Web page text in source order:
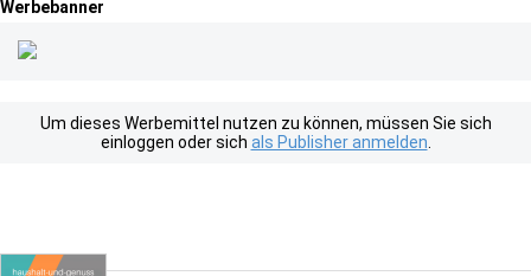
Werbebanner
Um dieses Werbemittel nutzen zu können, müssen Sie sich
einloggen oder sich als Publisher anmelden